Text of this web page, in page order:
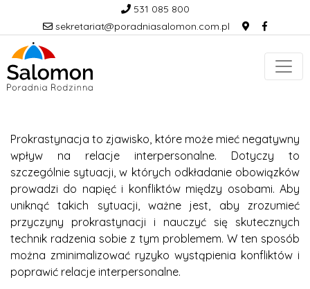
531 085 800
sekretariat@poradniasalomon.com.pl
Prokrastynacja to zjawisko, które może mieć negatywny
wpływ na relacje interpersonalne. Dotyczy to
szczególnie sytuacji, w których odkładanie obowiązków
prowadzi do napięć i konfliktów między osobami. Aby
uniknąć takich sytuacji, ważne jest, aby zrozumieć
przyczyny prokrastynacji i nauczyć się skutecznych
technik radzenia sobie z tym problemem. W ten sposób
można zminimalizować ryzyko wystąpienia konfliktów i
poprawić relacje interpersonalne.